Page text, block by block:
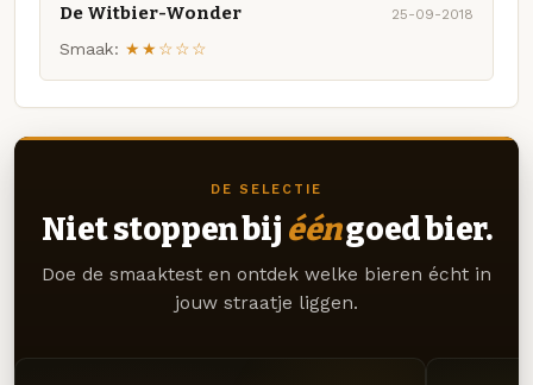
De Witbier-Wonder 25-09-2018
Smaak: ★★☆☆☆
DE SELECTIE
Niet stoppen bij ééngoed bier.
Doe de smaaktest en ontdek welke bieren écht in
jouw straatje liggen.